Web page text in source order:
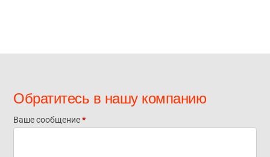
Обратитесь в нашу компанию
Отправьте
Ваше сообщение*